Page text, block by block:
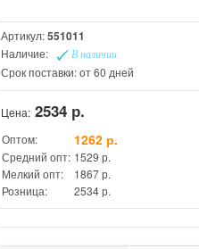
Артикул:551011
Наличие: В наличии
Срок поставки: от 60 дней
Цена: 2534 р.
Оптом: 1262 р.
Средний опт: 1529 р.
Мелкий опт:
1867 р.
Розница:
2534 р.